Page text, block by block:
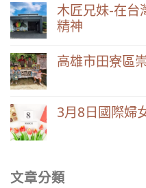
木匠兄妹-在台
精神
高雄市田寮區
3月8日國際婦
文章分類